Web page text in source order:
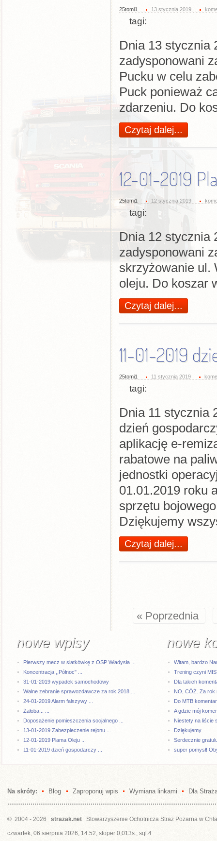
25tomi1 13 stycznia 2019
tagi:
Dnia 13 stycznia
zadysponowani
Pucku w celu
Puck ponieważ
zdarzeniu. Do
Czytaj dalej...
12-01-2019
25tomi1 12 stycznia 2019
tagi:
Dnia 12 stycznia
zadysponowani
skrzyżowanie ul.
oleju. Do koszar
Czytaj dalej...
11-01-2019
25tomi1 11 stycznia 2019
tagi:
Dnia 11 stycznia
dzień
aplikację e-
rabatowe na
jednostki
01.01.2019 roku
sprzętu
Dziękujemy
Czytaj dalej...
« Poprzednia
nowe wpisy
Pierwszy mecz w siatkówkę z OSP Władysła ...
Koncentracja ,,Północ" ...
31-01-2019 wypadek samochodowy
Walne zebranie sprawozdawcze za rok 2018 ...
24-01-2019 Alarm fałszywy ...
Żałoba... ...
Doposażenie pomieszczenia socjalnego ...
13-01-2019 Zabezpieczenie rejonu ...
12-01-2019 Plama Oleju ...
11-01-2019 dzień gospodarczy ...
nowe
Witam, bardzo
Trening czyni
Dla takich
NO, CÓŻ. Za rok
Do MTB
A gdzie mój
Niestety na liście
Dziękujemy
Serdecznie
super pomysł!
Na skróty: Blog Zaproponuj wpis Wymiana linkami Dla
© 2004 - 2026 strazak.net Stowarzyszenie Ochotnicza Straż Pożarna w
czwartek, 06 sierpnia 2026, 14:52, stoper:0,013s., sql:4